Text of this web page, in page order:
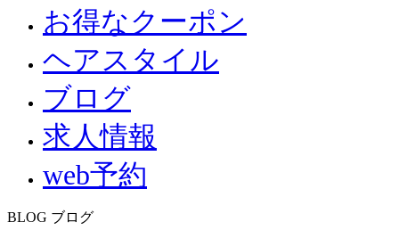
お得なクーポン
ヘアスタイル
ブログ
求人情報
web予約
BLOG ブログ